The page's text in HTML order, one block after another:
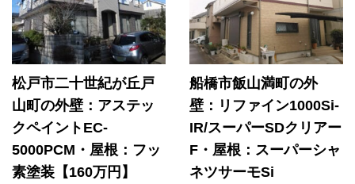
松戸市二十世紀が丘戸
山町の外壁：アステッ
クペイントEC-
5000PCM・屋根：フッ
素塗装【160万円】
船橋市飯山満町の外
壁：リファイン1000Si-
IR/スーパーSDクリアー
F・屋根：スーパーシャ
ネツサーモSi